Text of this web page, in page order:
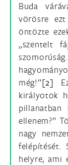
Buda
vörösre
öntözte
„szentelt
még!”[2]
királyotok
ellenem?”
nagy
felépítését.
helyre, ami